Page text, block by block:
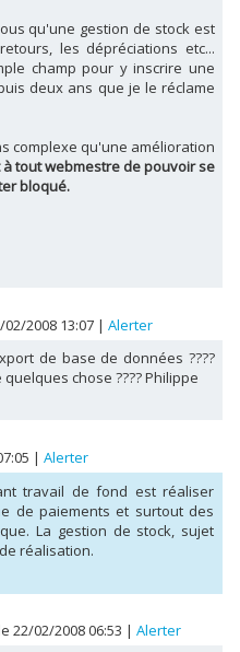
qu'une gestion de stock est
les dépréciations etc...
champ pour y inscrire une
deux ans que je le réclame
complexe qu'une amélioration
à tout webmestre de pouvoir se
bloqué.
02/2008 13:07 | Alerter
de base de données ????
chose ???? Philippe
| Alerter
travail de fond est réaliser
de paiements et surtout des
La gestion de stock, sujet
réalisation.
22/02/2008 06:53 | Alerter